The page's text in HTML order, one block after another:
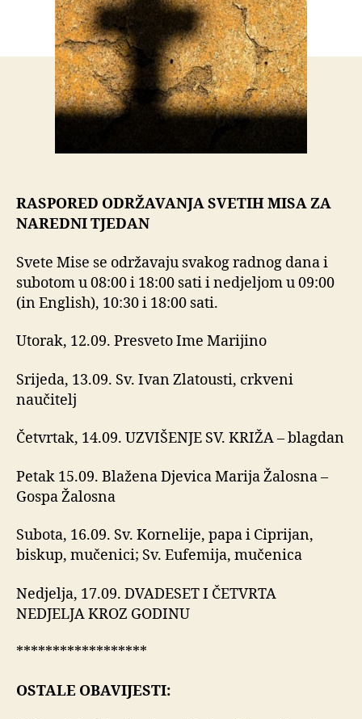
RASPORED ODRŽAVANJA SVETIH MISA ZA
NAREDNI TJEDAN
Svete Mise se održavaju svakog radnog dana i
subotom u 08:00 i 18:00 sati i nedjeljom u 09:00
(in English), 10:30 i 18:00 sati.
Utorak, 12.09. Presveto Ime Marijino
Srijeda, 13.09. Sv. Ivan Zlatousti, crkveni
naučitelj
Četvrtak, 14.09. UZVIŠENJE SV. KRIŽA – blagdan
Petak 15.09. Blažena Djevica Marija Žalosna –
Gospa Žalosna
Subota, 16.09. Sv. Kornelije, papa i Ciprijan,
biskup, mučenici; Sv. Eufemija, mučenica
Nedjelja, 17.09. DVADESET I ČETVRTA
NEDJELJA KROZ GODINU
******************
OSTALE OBAVIJESTI: